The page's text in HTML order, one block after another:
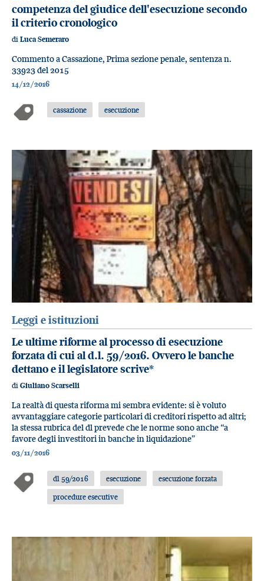
competenza del giudice dell'esecuzione secondo
il criterio cronologico
di Luca Semeraro
Commento a Cassazione, Prima sezione penale, sentenza n.
33923 del 2015
14/12/2016
cassazione esecuzione
Leggi e istituzioni
Le ultime riforme al processo di esecuzione
forzata di cui al d.l. 59/2016. Ovvero le banche
dettano e il legislatore scrive*
di Giuliano Scarselli
La realtà di questa riforma mi sembra evidente: si è voluto
avvantaggiare categorie particolari di creditori rispetto ad altri;
la stessa rubrica del dl prevede che le norme sono anche “a
favore degli investitori in banche in liquidazione”
03/11/2016
dl 59/2016 esecuzione
esecuzione forzata
procedure esecutive